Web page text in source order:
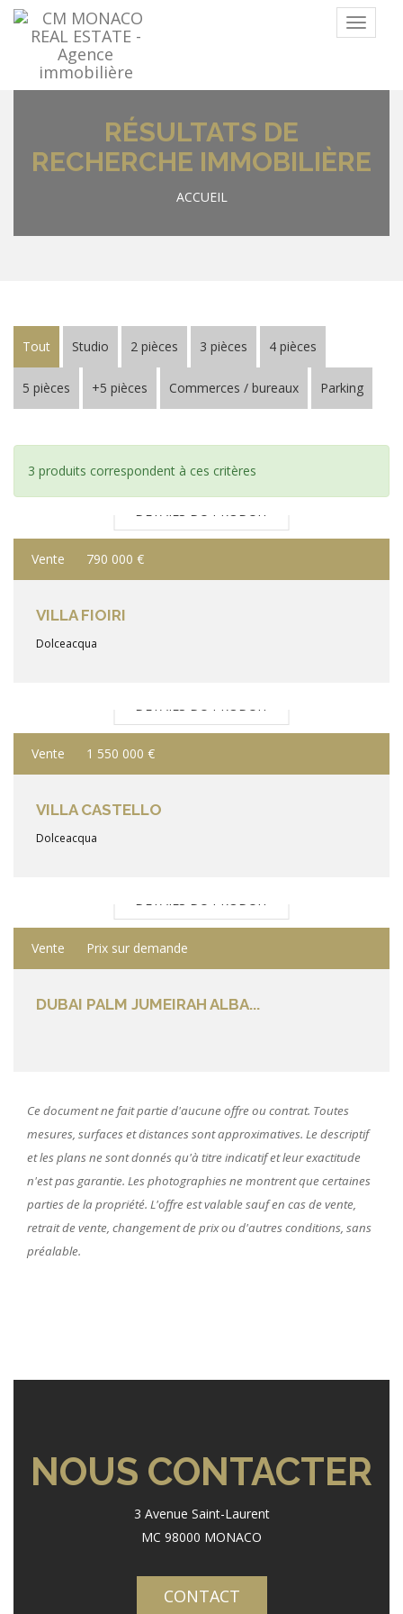
Menu
RÉSULTATS DE
RECHERCHE IMMOBILIÈRE
ACCUEIL
Tout Studio 2 pièces 3 pièces 4 pièces
5 pièces +5 pièces Commerces / bureaux Parking
3 produits correspondent à ces critères
DÉTAILS DU PRODUIT
Vente 790 000 €
VILLA FIOIRI
Dolceacqua
DÉTAILS DU PRODUIT
Vente 1 550 000 €
VILLA CASTELLO
Dolceacqua
DÉTAILS DU PRODUIT
Vente Prix sur demande
DUBAI PALM JUMEIRAH ALBA...
Ce document ne fait partie d'aucune offre ou contrat. Toutes
mesures, surfaces et distances sont approximatives. Le descriptif
et les plans ne sont donnés qu'à titre indicatif et leur exactitude
n'est pas garantie. Les photographies ne montrent que certaines
parties de la propriété. L'offre est valable sauf en cas de vente,
retrait de vente, changement de prix ou d'autres conditions, sans
préalable.
NOUS CONTACTER
3 Avenue Saint-Laurent
MC 98000 MONACO
CONTACT